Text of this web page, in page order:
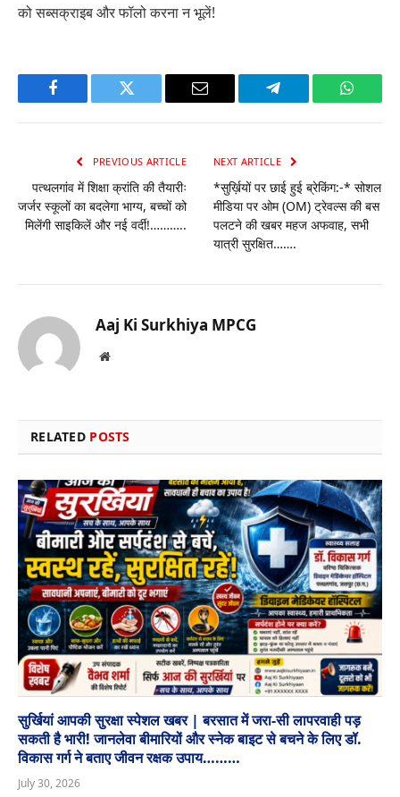
को सब्सक्राइब और फॉलो करना न भूलें!
Facebook Twitter Email Telegram
PREVIOUS ARTICLE
पत्थलगांव में शिक्षा क्रांति की तैयारीः
जर्जर स्कूलों का बदलेगा भाग्य, बच्चों को
मिलेंगी साइकिलें और नई वर्दी!………..
NEXT ARTICLE
*सुर्ख़ियों पर छाई हुई ब्रेकिंग:-* सोशल
मीडिया पर ओम (OM) ट्रेवल्स की बस
पलटने की खबर महज अफवाह, सभी
यात्री सुरक्षित…….
Aaj Ki Surkhiya MPCG
Website
RELATED POSTS
सुर्खियां आपकी सुरक्षा स्पेशल खबर | बरसात में जरा-सी लापरवाही पड़
सकती है भारी! जानलेवा बीमारियों और स्नेक बाइट से बचने के लिए डॉ.
विकास गर्ग ने बताए जीवन रक्षक उपाय………
July 30, 2026